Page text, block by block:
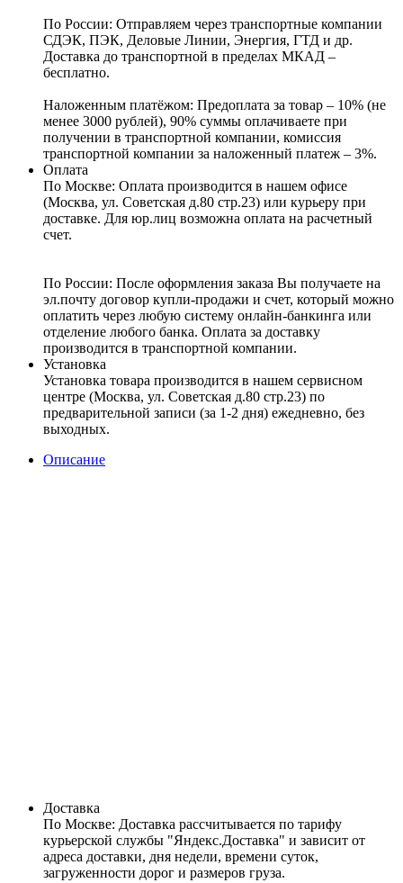
По России: Отправляем через транспортные компании
СДЭК, ПЭК, Деловые Линии, Энергия, ГТД и др.
Доставка до транспортной в пределах МКАД –
бесплатно.
Наложенным платёжом: Предоплата за товар – 10% (не
менее 3000 рублей), 90% суммы оплачиваете при
получении в транспортной компании, комиссия
транспортной компании за наложенный платеж – 3%.
Оплата
По Москве: Оплата производится в нашем офисе
(Москва, ул. Советская д.80 стр.23) или курьеру при
доставке. Для юр.лиц возможна оплата на расчетный
счет.
По России: После оформления заказа Вы получаете на
эл.почту договор купли-продажи и счет, который можно
оплатить через любую систему онлайн-банкинга или
отделение любого банка. Оплата за доставку
производится в транспортной компании.
Установка
Установка товара производится в нашем сервисном
центре (Москва, ул. Советская д.80 стр.23) по
предварительной записи (за 1-2 дня) ежедневно, без
выходных.
Описание
Доставка
По Москве: Доставка рассчитывается по тарифу
курьерской службы "Яндекс.Доставка" и зависит от
адреса доставки, дня недели, времени суток,
загруженности дорог и размеров груза.